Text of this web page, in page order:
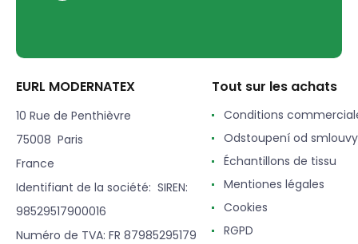
EURL MODERNATEX
10 Rue de Penthièvre
75008 Paris
France
Identifiant de la société: SIREN:
98529517900016
Numéro de TVA: FR 87985295179
Tout sur les achats
Conditions
Odstoupení od smlouvy
Échantillons de tissu
Mentiones légales
Cookies
RGPD